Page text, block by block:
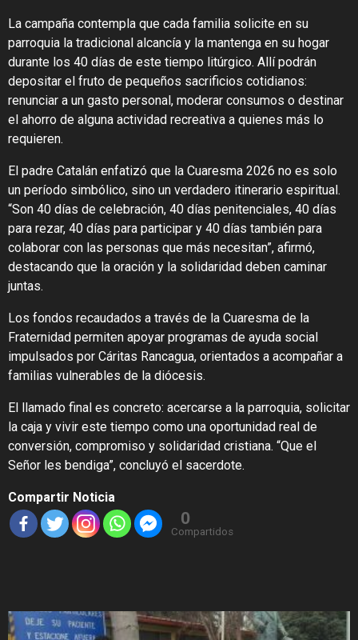
La campaña contempla que cada familia solicite en su
parroquia la tradicional alcancía y la mantenga en su hogar
durante los 40 días de este tiempo litúrgico. Allí podrán
depositar el fruto de pequeños sacrificios cotidianos:
renunciar a un gasto personal, moderar consumos o destinar
el ahorro de alguna actividad recreativa a quienes más lo
requieren.
El padre Catalán enfatizó que la Cuaresma 2026 no es solo
un período simbólico, sino un verdadero itinerario espiritual.
“Son 40 días de celebración, 40 días penitenciales, 40 días
para rezar, 40 días para participar y 40 días también para
colaborar con las personas que más necesitan”, afirmó,
destacando que la oración y la solidaridad deben caminar
juntas.
Los fondos recaudados a través de la Cuaresma de la
Fraternidad permiten apoyar programas de ayuda social
impulsados por Cáritas Rancagua, orientados a acompañar a
familias vulnerables de la diócesis.
El llamado final es concreto: acercarse a la parroquia, solicitar
la caja y vivir este tiempo como una oportunidad real de
conversión, compromiso y solidaridad cristiana. “Que el
Señor les bendiga”, concluyó el sacerdote.
Compartir Noticia
0
Compartidos